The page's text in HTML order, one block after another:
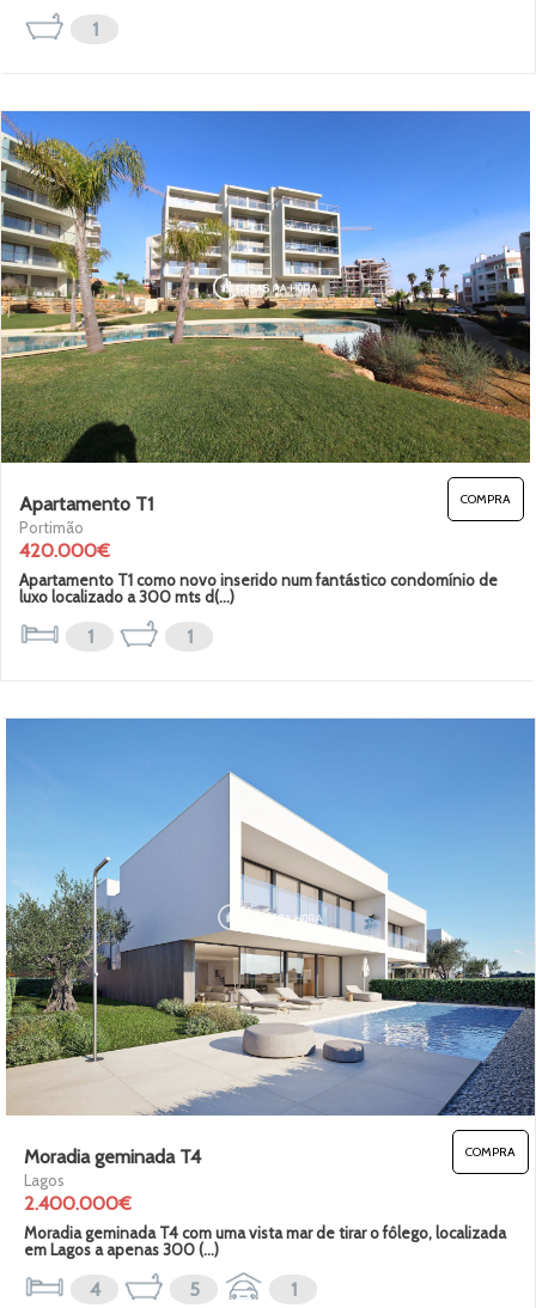
1
Apartamento T1
Portimão
COMPRA
420.000€
Apartamento T1 como novo inserido num fantástico condomínio de
luxo localizado a 300 mts d(...)
1 1
Moradia geminada T4
Lagos
COMPRA
2.400.000€
Moradia geminada T4 com uma vista mar de tirar o fôlego, localizada
em Lagos a apenas 300 (...)
4 5 1